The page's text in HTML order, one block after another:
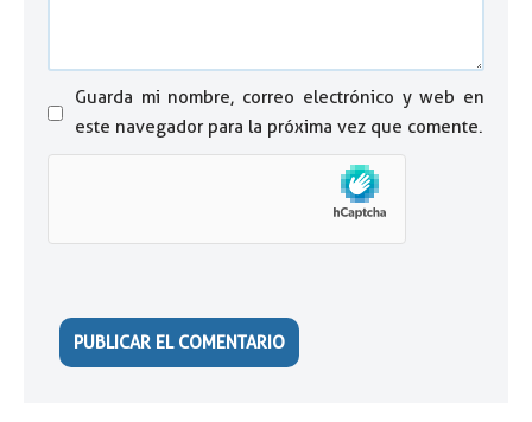
Guarda mi nombre, correo electrónico y web en
este navegador para la próxima vez que comente.